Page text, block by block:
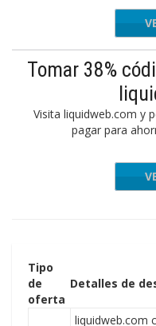
Tomar 38%
Visita liquidweb.com y
pagar para
Tipo
de
oferta
Detalles de
liquidweb.com